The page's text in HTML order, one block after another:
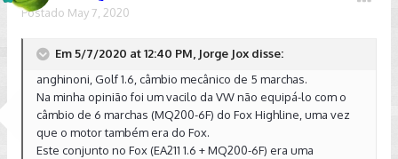
Postado May 7, 2020
Em 5/7/2020 at 12:40 PM, Jorge Jox disse:
anghinoni, Golf 1.6, câmbio mecânico de 5 marchas.
Na minha opinião foi um vacilo da VW não equipá-lo com o
câmbio de 6 marchas (MQ200-6F) do Fox Highline, uma vez
que o motor também era do Fox.
Este conjunto no Fox (EA211 1.6 + MQ200-6F) era uma